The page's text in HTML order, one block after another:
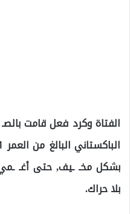
الفتاة وكرد فعل قامت
بشكل مخـ ـيف, حتى أغـ
بلا حراك.